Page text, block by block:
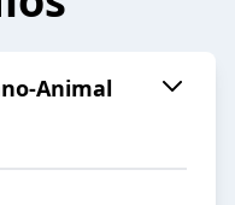
Animal